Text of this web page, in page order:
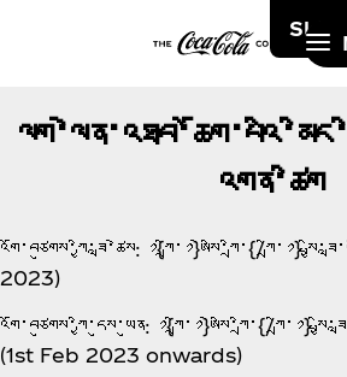
Skip
འགན་ཚིག
འགོ་བཙུགས་ཀྱི་ཟླ་ཚེས: ༡{ཀྲི་༡}ཨེསི་ཀྲི་{/ཀྲི་༡}
2023)
འགོ་བཙུགས་ཀྱི་དུས་ཡུན: ༡{ཀྲི་༡}ཨེསི་ཀྲི་{/ཀྲི་༡}
(1st Feb 2023 onwards)